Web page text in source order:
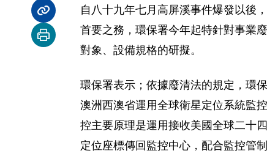
分享內容連結
列印本頁
自八十九年七月高屏溪事件爆發以後
首要之務，環保署今年起特針對事業
對象、設備規格的研擬。
環保署表示；依據廢清法的規定，環
澳洲西澳省運用全球衛星定位系統監
控主要原理是運用接收美國全球二十
定位座標傳回監控中心，配合監控管